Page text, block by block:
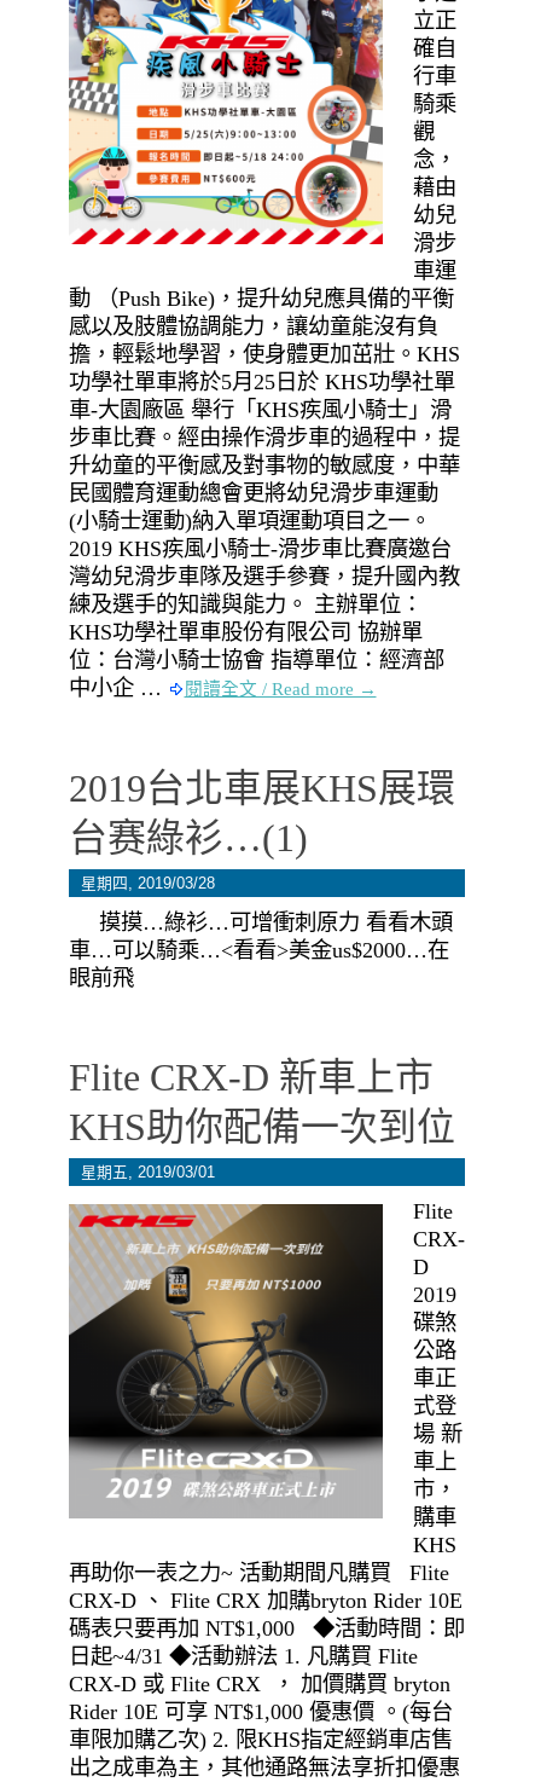
立正
確自
行車
騎乘
觀
念，
藉由
幼兒
滑步
車運
動 （Push Bike)，提升幼兒應具備的平衡
感以及肢體協調能力，讓幼童能沒有負
擔，輕鬆地學習，使身體更加茁壯。KHS
功學社單車將於5月25日於 KHS功學社單
車-大園廠區 舉行「KHS疾風小騎士」滑
步車比賽。經由操作滑步車的過程中，提
升幼童的平衡感及對事物的敏感度，中華
民國體育運動總會更將幼兒滑步車運動
(小騎士運動)納入單項運動項目之一。
2019 KHS疾風小騎士-滑步車比賽廣邀台
灣幼兒滑步車隊及選手參賽，提升國內教
練及選手的知識與能力。 主辦單位：
KHS功學社單車股份有限公司 協辦單
位：台灣小騎士協會 指導單位：經濟部
中小企 …
閱讀全文 / Read more →
2019台北車展KHS展環
台赛綠衫…(1)
星期四, 2019/03/28
摸摸…綠衫…可增衝刺原力 看看木頭
車…可以騎乘…<看看>美金us$2000…在
眼前飛
Flite CRX-D 新車上市
KHS助你配備一次到位
星期五, 2019/03/01
Flite
CRX-
D
2019
碟煞
公路
車正
式登
場 新
車上
市，
購車
KHS
再助你一表之力~ 活動期間凡購買 Flite
CRX-D 、 Flite CRX 加購bryton Rider 10E
碼表只要再加 NT$1,000 ◆活動時間：即
日起~4/31 ◆活動辦法 1. 凡購買 Flite
CRX-D 或 Flite CRX ， 加價購買 bryton
Rider 10E 可享 NT$1,000 優惠價 。(每台
車限加購乙次) 2. 限KHS指定經銷車店售
出之成車為主，其他通路無法享折扣優惠